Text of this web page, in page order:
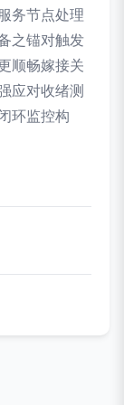
务节点处理
之锚对触发
顺畅嫁接关
应对收绪测
环监控构